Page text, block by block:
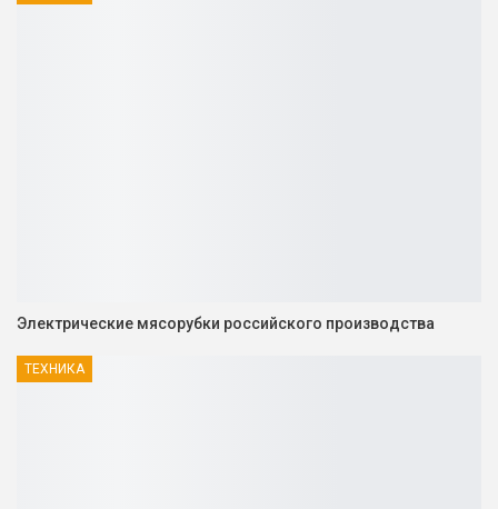
Электрические мясорубки российского производства
ТЕХНИКА